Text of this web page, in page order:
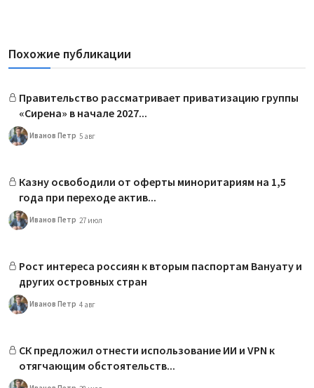
Похожие публикации
Правительство рассматривает приватизацию группы
«Сирена» в начале 2027...
Иванов Петр 5 авг
Казну освободили от оферты миноритариям на 1,5
года при переходе актив...
Иванов Петр 27 июл
Рост интереса россиян к вторым паспортам Вануату и
других островных стран
Иванов Петр 4 авг
СК предложил отнести использование ИИ и VPN к
отягчающим обстоятельств...